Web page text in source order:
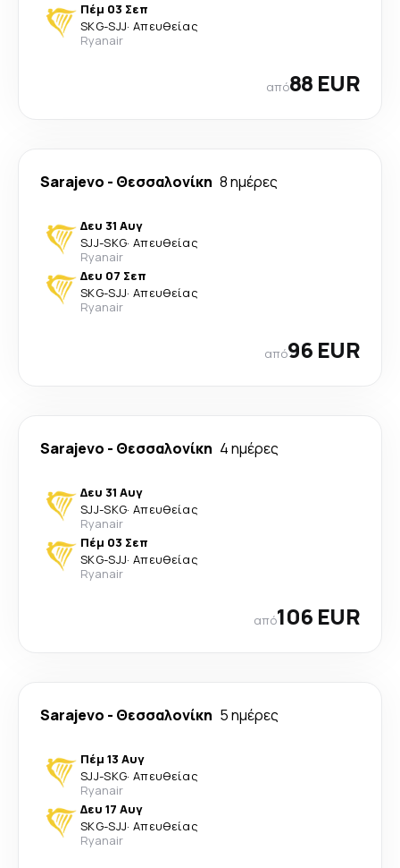
Πέμ 03 Σεπ
SKG-SJJ· Απευθείας
Ryanair
από88 EUR
Sarajevo - Θεσσαλονίκη 8 ημέρες
Δευ 31 Αυγ
SJJ-SKG· Απευθείας
Ryanair
Δευ 07 Σεπ
SKG-SJJ· Απευθείας
Ryanair
από96 EUR
Sarajevo - Θεσσαλονίκη 4 ημέρες
Δευ 31 Αυγ
SJJ-SKG· Απευθείας
Ryanair
Πέμ 03 Σεπ
SKG-SJJ· Απευθείας
Ryanair
από106 EUR
Sarajevo - Θεσσαλονίκη 5 ημέρες
Πέμ 13 Αυγ
SJJ-SKG· Απευθείας
Ryanair
Δευ 17 Αυγ
SKG-SJJ· Απευθείας
Ryanair